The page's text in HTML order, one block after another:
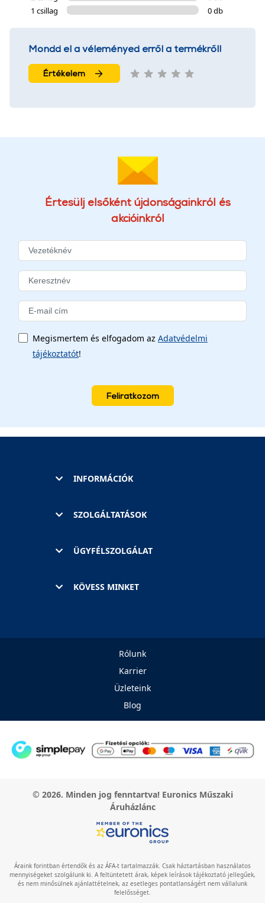
1 csillag
0 db
Mondd el a véleményed erről a termékről!
Értékelem
Értesülj elsőként újdonságainkról és
akcióinkról
Megismertem és elfogadom az Adatvédelmi
tájékoztatót!
Feliratkozom
INFORMÁCIÓK
SZOLGÁLTATÁSOK
ÜGYFÉLSZOLGÁLAT
KÖVESS MINKET
Rólunk
Karrier
Üzleteink
Blog
© 2026. Minden jog fenntartva! Euronics Műszaki
Áruházlánc
Áraink forintban értendők és az ÁFA-t tartalmazzák. Csak háztartásban használatos
mennyiségeket szolgálunk ki. A feltüntetett árak, képek leírások tájékoztató jellegűek,
és nem minősülnek ajánlattételnek, az esetleges pontatlanságért nem vállalunk
felelősséget.